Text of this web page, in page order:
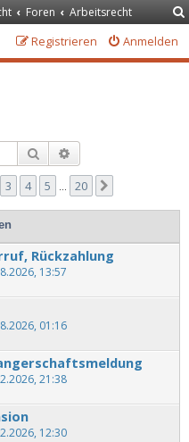
Foren Arbeitsrecht
Anmelden
Registrieren
Suche
20
3 4 5 20
Rückzahlung
13:57
01:16
21:38
12:30